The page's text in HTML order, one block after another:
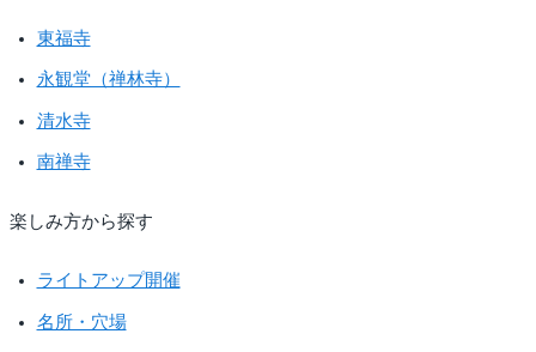
東福寺
永観堂（禅林寺）
清水寺
南禅寺
楽しみ方から探す
ライトアップ開催
名所・穴場